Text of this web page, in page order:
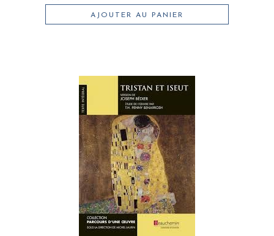
AJOUTER AU PANIER